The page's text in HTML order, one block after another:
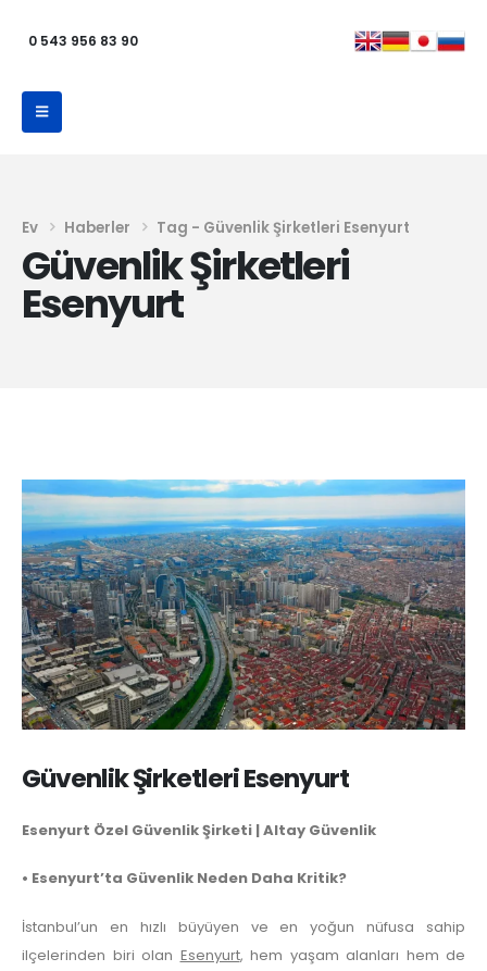
0 543 956 83 90
Ev Haberler Tag - Güvenlik Şirketleri Esenyurt
Güvenlik Şirketleri
Esenyurt
Güvenlik Şirketleri Esenyurt
Esenyurt Özel Güvenlik Şirketi | Altay Güvenlik
• Esenyurt’ta Güvenlik Neden Daha Kritik?
İstanbul’un en hızlı büyüyen ve en yoğun nüfusa sahip
ilçelerinden biri olan Esenyurt, hem yaşam alanları hem de